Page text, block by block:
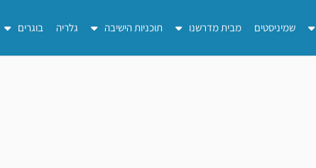
שמיניסטים מבית מדרשנו תוכניות הישיבה גלריה בוגרים